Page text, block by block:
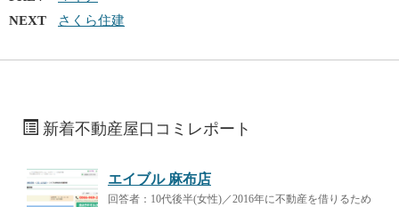
NEXT
さくら住建
新着不動産屋口コミレポート
エイブル 麻布店
回答者：10代後半(女性)／2016年に不動産を借りるため